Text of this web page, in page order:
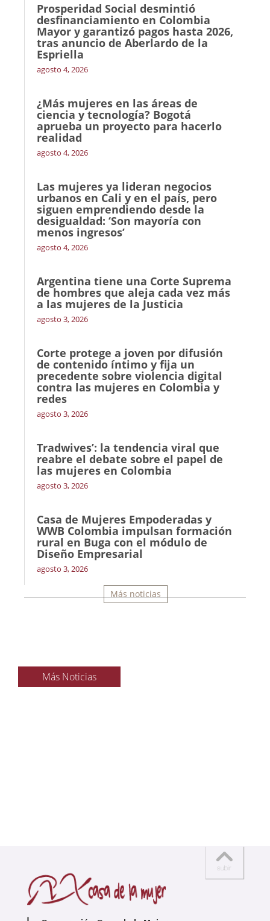
Prosperidad Social desmintió
desfinanciamiento en Colombia
Mayor y garantizó pagos hasta 2026,
tras anuncio de Aberlardo de la
Espriella
agosto 4, 2026
¿Más mujeres en las áreas de
ciencia y tecnología? Bogotá
aprueba un proyecto para hacerlo
realidad
agosto 4, 2026
Las mujeres ya lideran negocios
urbanos en Cali y en el país, pero
siguen emprendiendo desde la
desigualdad: ‘Son mayoría con
menos ingresos’
agosto 4, 2026
Argentina tiene una Corte Suprema
de hombres que aleja cada vez más
a las mujeres de la Justicia
agosto 3, 2026
Corte protege a joven por difusión
de contenido íntimo y fija un
precedente sobre violencia digital
contra las mujeres en Colombia y
redes
agosto 3, 2026
Tradwives’: la tendencia viral que
reabre el debate sobre el papel de
las mujeres en Colombia
agosto 3, 2026
Casa de Mujeres Empoderadas y
WWB Colombia impulsan formación
rural en Buga con el módulo de
Diseño Empresarial
agosto 3, 2026
Más noticias
Más Noticias